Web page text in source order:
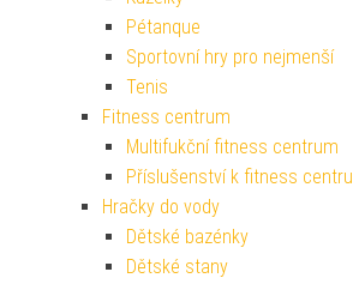
Pétanque
Sportovní hry pro nejmenší
Tenis
Fitness centrum
Multifukční fitness centrum
Příslušenství k fitness centru
Hračky do vody
Dětské bazénky
Dětské stany